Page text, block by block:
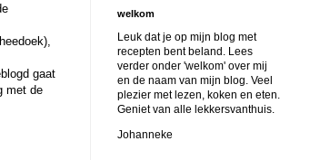
gaat
met de
welkom
Leuk dat je op mijn blog met
recepten bent beland. Lees
verder onder 'welkom' over mij
en de naam van mijn blog. Veel
plezier met lezen, koken en eten.
Geniet van alle lekkersvanthuis.
Johanneke